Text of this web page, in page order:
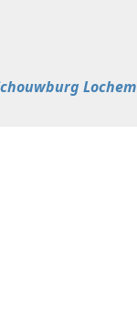
Lochem